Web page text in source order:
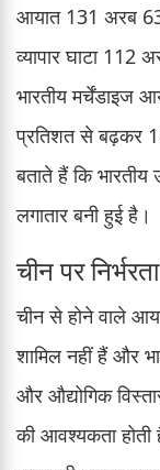
आयात 131 अरब
व्यापार घाटा
भारतीय मर्चेंडाइज
प्रतिशत से बढ़कर
बताते हैं कि भारतीय
लगातार बनी हुई है।
चीन पर
चीन से होने वाले
शामिल नहीं हैं और
और औद्योगिक
की आवश्यकता होती